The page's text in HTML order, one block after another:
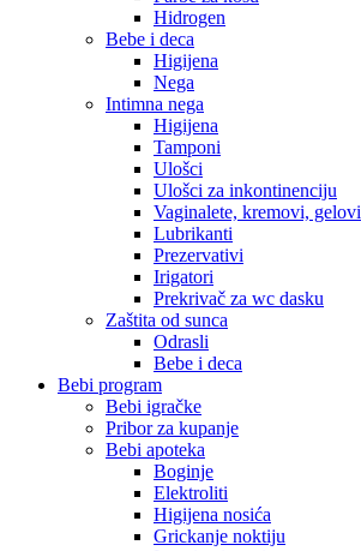
Hidrogen
Bebe i deca
Higijena
Nega
Intimna nega
Higijena
Tamponi
Ulošci
Ulošci za inkontinenciju
Vaginalete, kremovi, gelovi
Lubrikanti
Prezervativi
Irigatori
Prekrivač za wc dasku
Zaštita od sunca
Odrasli
Bebe i deca
Bebi program
Bebi igračke
Pribor za kupanje
Bebi apoteka
Boginje
Elektroliti
Higijena nosića
Grickanje noktiju